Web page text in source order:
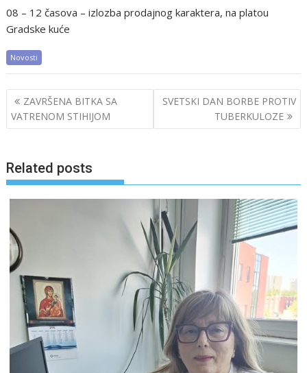
08 – 12 časova – izlozba prodajnog karaktera, na platou
Gradske kuće
Novosti
Post
navigation
ZAVRŠENA BITKA SA
VATRENOM STIHIJOM
SVETSKI DAN BORBE PROTIV
TUBERKULOZE
Related posts